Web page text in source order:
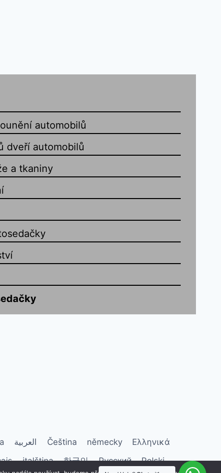
automobilů
dveří automobilů
a tkaniny
العربية Čeština německy
Ελληνικά
italština 한국인 Русский Polski